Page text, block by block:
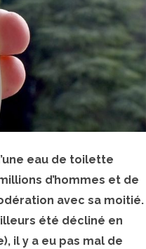
eau de toilette
d’hommes et de
avec sa moitié.
été décliné en
il y a eu pas mal de